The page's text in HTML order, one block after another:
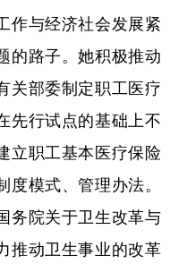
作与经济社会发展紧
的路子。她积极推动
关部委制定职工医疗
先行试点的基础上不
立职工基本医疗保险
度模式、管理办法。
务院关于卫生改革与
推动卫生事业的改革